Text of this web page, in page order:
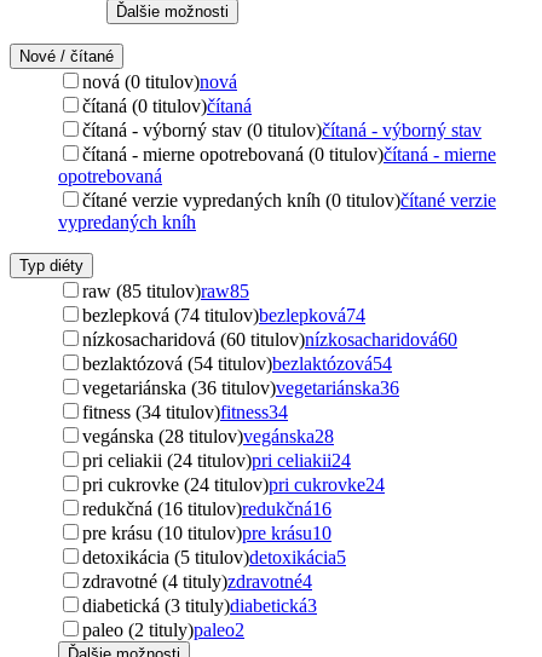
Ďalšie možnosti
Nové / čítané
nová (0 titulov)nová
čítaná (0 titulov)čítaná
čítaná - výborný stav (0 titulov)čítaná - výborný stav
čítaná - mierne opotrebovaná (0 titulov)čítaná - mierne
opotrebovaná
čítané verzie vypredaných kníh (0 titulov)čítané verzie
vypredaných kníh
Typ diéty
raw (85 titulov)raw85
bezlepková (74 titulov)bezlepková74
nízkosacharidová (60 titulov)nízkosacharidová60
bezlaktózová (54 titulov)bezlaktózová54
vegetariánska (36 titulov)vegetariánska36
fitness (34 titulov)fitness34
vegánska (28 titulov)vegánska28
pri celiakii (24 titulov)pri celiakii24
pri cukrovke (24 titulov)pri cukrovke24
redukčná (16 titulov)redukčná16
pre krásu (10 titulov)pre krásu10
detoxikácia (5 titulov)detoxikácia5
zdravotné (4 tituly)zdravotné4
diabetická (3 tituly)diabetická3
paleo (2 tituly)paleo2